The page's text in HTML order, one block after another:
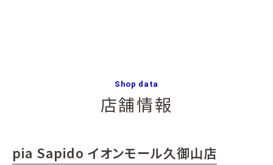
Shop data
店舗情報
pia Sapido イオンモール久御山店